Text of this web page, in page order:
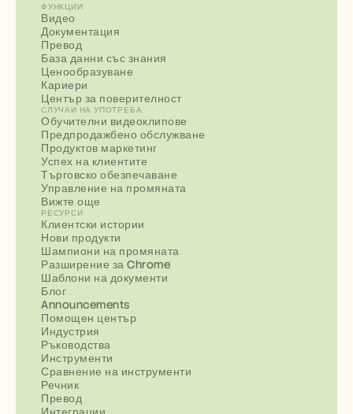
ФУНКЦИИ
Видео
Документация
Превод
База данни със знания
Ценообразуване
Кариери
Център за поверителност
СЛУЧАИ НА УПОТРЕБА
Обучителни видеоклипове
Предпродажбено обслужване
Продуктов маркетинг
Успех на клиентите
Търговско обезпечаване
Управление на промяната
Вижте още
РЕСУРСИ
Клиентски истории
Нови продукти
Шампиони на промяната
Разширение за Chrome
Шаблони на документи
Блог
Announcements
Помощен център
Индустрия
Ръководства
Инструменти
Сравнение на инструменти
Речник
Превод